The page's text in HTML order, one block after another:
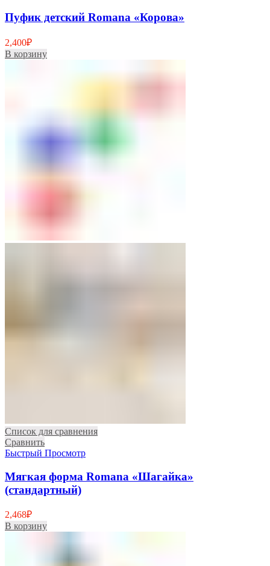
Пуфик детский Romana «Корова»
2,400₽
В корзину
Список для сравнения
Сравнить
Быстрый Просмотр
Мягкая форма Romana «Шагайка»
(стандартный)
2,468₽
В корзину